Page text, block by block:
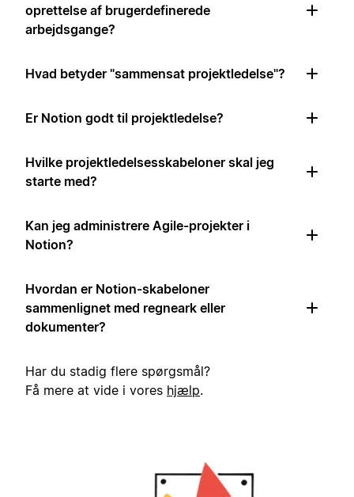
oprettelse af brugerdefinerede
arbejdsgange?
Hvad betyder "sammensat projektledelse"?
Er Notion godt til projektledelse?
Hvilke projektledelsesskabeloner skal jeg
starte med?
Kan jeg administrere Agile-projekter i
Notion?
Hvordan er Notion-skabeloner
sammenlignet med regneark eller
dokumenter?
Har du stadig flere spørgsmål?
Få mere at vide i vores hjælp.